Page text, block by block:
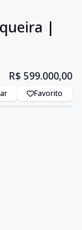
|
R$ 599.000,00
Favorito